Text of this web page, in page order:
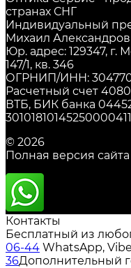
странах СНГ
Индивидуальный
Михаил
Юр. адрес: 129347, г.
147/1, кв. 346
ОГРНИП/ИНН:
Расчетный счет
ВТБ, БИК банка
30101810145250000411
© 2026
Полная версия сайта
Контакты
Бесплатный из
06-44 WhatsApp,
36Дополнительный